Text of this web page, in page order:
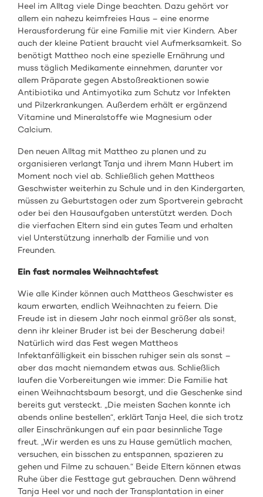
Heel im Alltag viele Dinge beachten. Dazu gehört vor
allem ein nahezu keimfreies Haus – eine enorme
Herausforderung für eine Familie mit vier Kindern. Aber
auch der kleine Patient braucht viel Aufmerksamkeit. So
benötigt Mattheo noch eine spezielle Ernährung und
muss täglich Medikamente einnehmen, darunter vor
allem Präparate gegen Abstoßreaktionen sowie
Antibiotika und Antimyotika zum Schutz vor Infekten
und Pilzerkrankungen. Außerdem erhält er ergänzend
Vitamine und Mineralstoffe wie Magnesium oder
Calcium.
Den neuen Alltag mit Mattheo zu planen und zu
organisieren verlangt Tanja und ihrem Mann Hubert im
Moment noch viel ab. Schließlich gehen Mattheos
Geschwister weiterhin zu Schule und in den Kindergarten,
müssen zu Geburtstagen oder zum Sportverein gebracht
oder bei den Hausaufgaben unterstützt werden. Doch
die vierfachen Eltern sind ein gutes Team und erhalten
viel Unterstützung innerhalb der Familie und von
Freunden.
Ein fast normales Weihnachtsfest
Wie alle Kinder können auch Mattheos Geschwister es
kaum erwarten, endlich Weihnachten zu feiern. Die
Freude ist in diesem Jahr noch einmal größer als sonst,
denn ihr kleiner Bruder ist bei der Bescherung dabei!
Natürlich wird das Fest wegen Mattheos
Infektanfälligkeit ein bisschen ruhiger sein als sonst –
aber das macht niemandem etwas aus. Schließlich
laufen die Vorbereitungen wie immer: Die Familie hat
einen Weihnachtsbaum besorgt, und die Geschenke sind
bereits gut versteckt. „Die meisten Sachen konnte ich
abends online bestellen“, erklärt Tanja Heel, die sich trotz
aller Einschränkungen auf ein paar besinnliche Tage
freut. „Wir werden es uns zu Hause gemütlich machen,
versuchen, ein bisschen zu entspannen, spazieren zu
gehen und Filme zu schauen.“ Beide Eltern können etwas
Ruhe über die Festtage gut gebrauchen. Denn während
Tanja Heel vor und nach der Transplantation in einer